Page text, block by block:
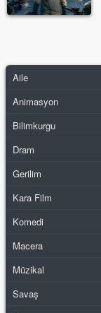
Aile
Animasyon
Bilimkurgu
Dram
Gerilim
Kara Film
Komedi
Macera
Müzikal
Savaş